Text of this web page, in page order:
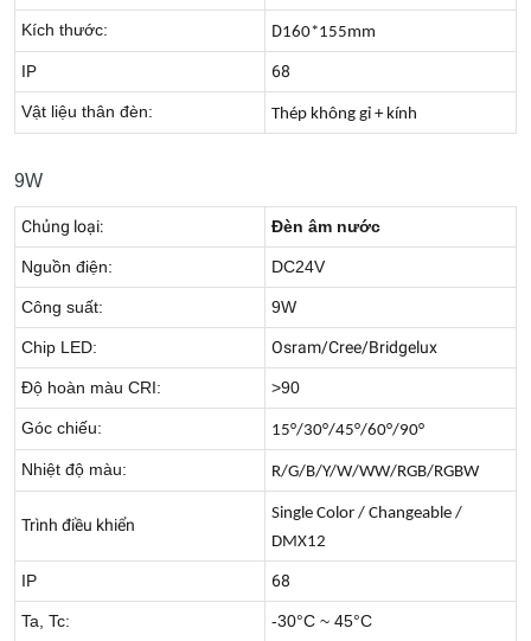
Kích thước: D160*155mm
IP 68
Vật liệu thân đèn: Thép không gỉ + kính
9W
Chủng loại: Đèn âm nước
Nguồn điện: DC24V
Công suất: 9W
Chip LED: Osram/Cree/Bridgelux
Độ hoàn màu CRI: >90
Góc chiếu: 15°/30°/45°/60°/90°
Nhiệt độ màu: R/G/B/Y/W/WW/RGB/RGBW
Trình điều khiển
Single Color / Changeable /
DMX12
IP 68
Ta, Tc: -30°C ~ 45°C